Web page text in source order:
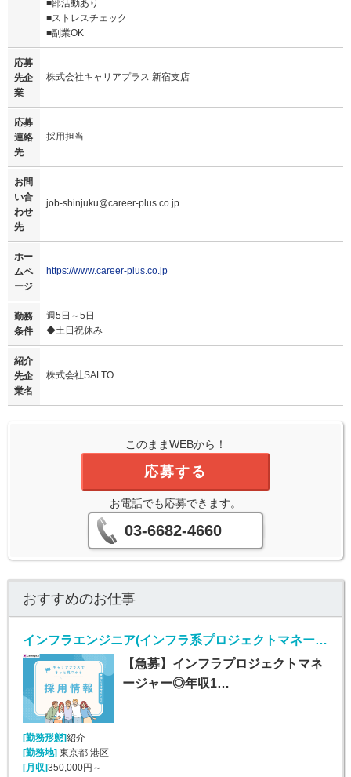
■部活動あり
■ストレスチェック
■副業OK
応募
先企
業
株式会社キャリアプラス 新宿支店
応募
連絡
先
採用担当
お問
い合
わせ
先
job-shinjuku@career-plus.co.jp
ホー
ムペ
ージ
https://www.career-plus.co.jp
勤務
条件
週5日～5日
◆土日祝休み
紹介
先企
業名
株式会社SALTO
このままWEBから！
応募する
お電話でも応募できます。
03-6682-4660
おすすめのお仕事
インフラエンジニア(インフラ系プロジェクトマネージャー/正社員)
【急募】インフラプロジェクトマネ
ージャー◎年収1…
[勤務形態]紹介
[勤務地] 東京都 港区
[月収]350,000円～